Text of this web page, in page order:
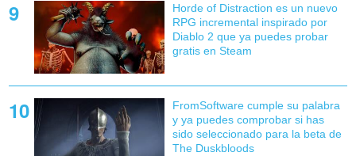
Horde of Distraction es un nuevo
RPG incremental inspirado por
Diablo 2 que ya puedes probar
gratis en Steam
FromSoftware cumple su palabra
y ya puedes comprobar si has
sido seleccionado para la beta de
The Duskbloods